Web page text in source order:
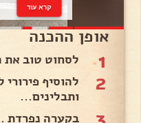
קרא עוד
אופן ההכנה
1 לסחוט טוב את
2
להוסיף
ותבלינים...
בקערה נפרדת .